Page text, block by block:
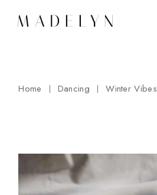
Home Dancing Winter Vibes